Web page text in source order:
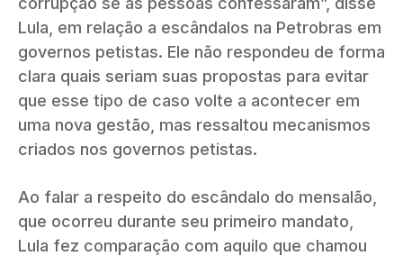
Lula, em relação a escândalos na Petrobras em
governos petistas. Ele não respondeu de forma
clara quais seriam suas propostas para evitar
que esse tipo de caso volte a acontecer em
uma nova gestão, mas ressaltou mecanismos
criados nos governos petistas.
Ao falar a respeito do escândalo do mensalão,
que ocorreu durante seu primeiro mandato,
Lula fez comparação com aquilo que chamou